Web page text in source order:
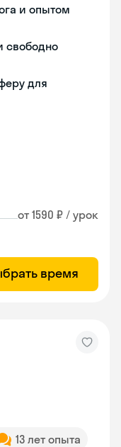
и опытом
свободно
для
от 1590 ₽ / урок
время
13 лет опыта